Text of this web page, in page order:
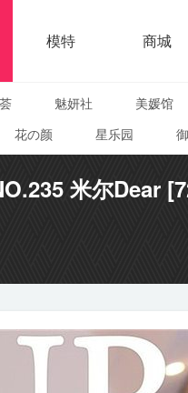
模特 商城
魅妍社 美媛馆
花の颜 星乐园
米尔Dear